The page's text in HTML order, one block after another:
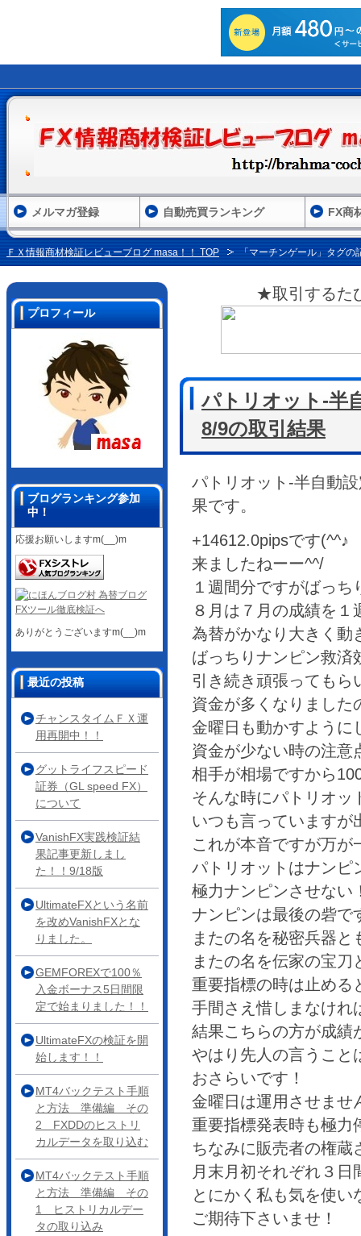
ＦＸ情報商材検証レビューブログ masa！！ TOP 「マーチンゲール」タグの
★取引するた
パトリオット-
8/9の取引結果
パトリオット-半自動
果です。
+14612.0pipsです(^^♪
来ましたねーー^^/
１週間分ですがばっ
８月は７月の成績を１
為替がかなり大きく動
ばっちりナンピン救済
引き続き頑張ってもら
資金が多くなりました
金曜日も動かすように
資金が少ない時の注意
相手が相場ですから
そんな時にパトリオッ
いつも言っていますが
これが本音ですが万が
パトリオットはナンピ
極力ナンピンさせな
ナンピンは最後の砦で
またの名を秘密兵器と
またの名を伝家の宝刀
重要指標の時は止める
手間さえ惜しまなけれ
結果こちらの方が成績
やはり先人の言うこと
おさらいです！
金曜日は運用させませ
重要指標発表時も極力
ちなみに販売者の権蔵
月末月初それぞれ３
とにかく私も気を使
ご期待下さいませ！
プロフィール
ブログランキング参加
中！
応援お願いしますm(__)m
ありがとうございますm(__)m
最近の投稿
チャンスタイムＦＸ運
用再開中！！
グットライフスピード
証券（GL speed FX）
について
VanishFX実践検証結
果記事更新しまし
た！！9/18版
UltimateFXという名前
を改めVanishFXとな
りました。
GEMFOREXで100％
入金ボーナス5日間限
定で始まりました！！
UltimateFXの検証を開
始します！！
MT4バックテスト手順
と方法 準備編 その
2 FXDDのヒストリ
カルデータを取り込む
MT4バックテスト手順
と方法 準備編 その
1 ヒストリカルデー
タの取り込み
メルマガ登録 自動売買ランキング FX商